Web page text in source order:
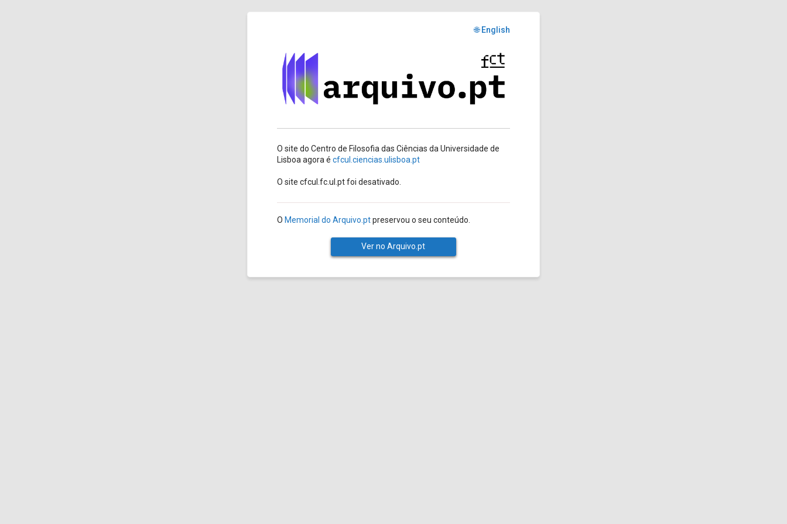
🌐 English
O site do Centro de Filosofia das Ciências da Universidade de
Lisboa agora é cfcul.ciencias.ulisboa.pt
O site cfcul.fc.ul.pt foi desativado.
O Memorial do Arquivo.ptpreservou o seu conteúdo.
Ver no Arquivo.pt